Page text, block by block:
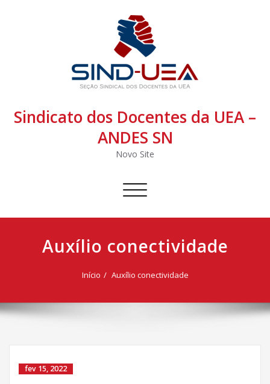
Sindicato dos Docentes da UEA –
ANDES SN
Novo Site
Alternar
Auxílio conectividade
Início Auxílio conectividade
fev 15, 2022